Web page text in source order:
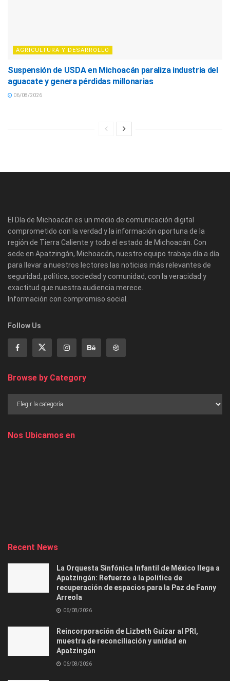
AGRICULTURA Y DESARROLLO
Suspensión de USDA en Michoacán paraliza industria del
aguacate y genera pérdidas millonarias
06/08/2026
El Día de Michoacán es un medio de comunicación digital
comprometido con la verdad y la información oportuna de la
región de Tierra Caliente y todo el estado de Michoacán. Con
sede en Apatzingán, Michoacán, nuestro equipo trabaja día a día
para llevar a nuestros lectores las noticias más relevantes de
seguridad, política, sociedad y comunidad, con la veracidad y
exactitud que nuestra audiencia merece.
Información con compromiso social.
Follow Us
Browse by Category
Nos Ubicamos en
Recent News
La Orquesta Sinfónica Infantil de México llega a
Apatzingán: Refuerzo a la política de
recuperación de espacios para la Paz de Fanny
Arreola
06/08/2026
Reincorporación de Lizbeth Guízar al PRI,
muestra de reconciliación y unidad en
Apatzingán
06/08/2026